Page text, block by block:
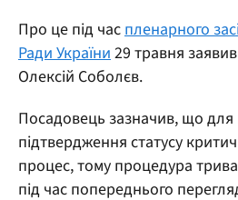
Про це під час пленарного
Ради України 29 травня
Олексій Соболєв.
Посадовець зазначив, що для
підтвердження статусу
процес, тому процедура
під час попереднього